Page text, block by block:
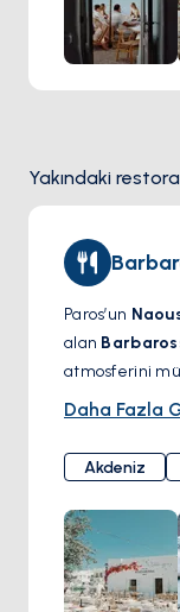
adada
Yakındaki
Paros’un
alan
atmosferini
gastronomi
Akdeniz
öne çıkıyor.
ve yerel
bulunuyor;
yeniden hayat
Daha Fazla
Akdeniz